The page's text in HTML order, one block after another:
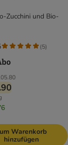
Zucchini und Bio-
(5)
Warenkorb
hinzufügen